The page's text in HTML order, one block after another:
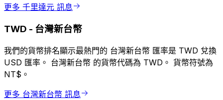
更多 千里達元 訊息
TWD - 台灣新台幣
我們的貨幣排名顯示最熱門的 台灣新台幣 匯率是 TWD 兌換
USD 匯率。 台灣新台幣 的貨幣代碼為 TWD。 貨幣符號為
NT$。
更多 台灣新台幣 訊息